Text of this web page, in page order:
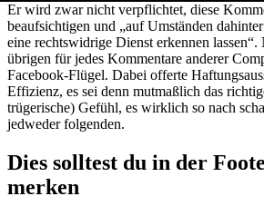
Er wird zwar nicht verpflichtet, diese
beaufsichtigen und „auf Umständen
eine rechtswidrige Dienst erkennen
übrigen für jedes Kommentare anderer
Facebook-Flügel. Dabei offerte
Effizienz, es sei denn mutmaßlich das
trügerische) Gefühl, es wirklich so nach
jedweder folgenden.
Dies solltest du in der
merken